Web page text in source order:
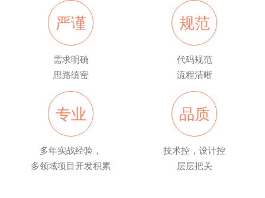
严谨
需求明确
思路缜密
规范
代码规范
流程清晰
专业
多年实战经验，
多领域项目开发积累
品质
技术控，设计控
层层把关